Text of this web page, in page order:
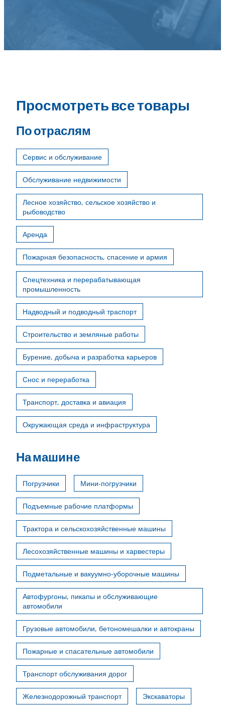
Просмотреть все товары
По отраслям
Сервис и обслуживание
Обслуживание недвижимости
Лесное хозяйство, сельское хозяйство и
рыбоводство
Аренда
Пожарная безопасность, спасение и армия
Спецтехника и перерабатывающая
промышленность
Надводный и подводный траспорт
Строительство и земляные работы
Бурение, добыча и разработка карьеров
Снос и переработка
Транспорт, доставка и авиация
Окружающая среда и инфраструктура
На машине
Погрузчики Мини-погрузчики
Подъемные рабочие платформы
Трактора и сельскохозяйственные машины
Лесохозяйственные машины и харвестеры
Подметальные и вакуумно-уборочные машины
Автофургоны, пикапы и обслуживающие
автомобили
Грузовые автомобили, бетономешалки и автокраны
Пожарные и спасательные автомобили
Транспорт обслуживания дорог
Железнодорожный транспорт Экскаваторы